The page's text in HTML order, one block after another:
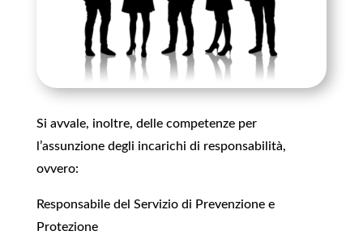
Si avvale, inoltre, delle competenze per
l’assunzione degli incarichi di responsabilità,
ovvero:
Responsabile del Servizio di Prevenzione e
Protezione